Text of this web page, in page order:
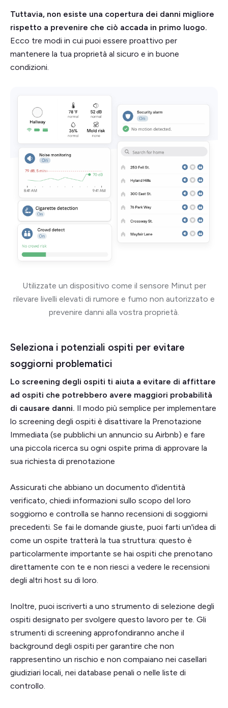
Tuttavia, non esiste una copertura dei danni migliore
rispetto a prevenire che ciò accada in primo luogo.
Ecco tre modi in cui puoi essere proattivo per
mantenere la tua proprietà al sicuro e in buone
condizioni.
Utilizzate un dispositivo come il sensore Minut per
rilevare livelli elevati di rumore e fumo non autorizzato e
prevenire danni alla vostra proprietà.
Seleziona i potenziali ospiti per evitare
soggiorni problematici
Lo screening degli ospiti ti aiuta a evitare di affittare
ad ospiti che potrebbero avere maggiori probabilità
di causare danni. Il modo più semplice per implementare
lo screening degli ospiti è disattivare la Prenotazione
Immediata (se pubblichi un annuncio su Airbnb) e fare
una piccola ricerca su ogni ospite prima di approvare la
sua richiesta di prenotazione
Assicurati che abbiano un documento d'identità
verificato, chiedi informazioni sullo scopo del loro
soggiorno e controlla se hanno recensioni di soggiorni
precedenti. Se fai le domande giuste, puoi farti un'idea di
come un ospite tratterà la tua struttura: questo è
particolarmente importante se hai ospiti che prenotano
direttamente con te e non riesci a vedere le recensioni
degli altri host su di loro.
Inoltre, puoi iscriverti a uno strumento di selezione degli
ospiti designato per svolgere questo lavoro per te. Gli
strumenti di screening approfondiranno anche il
background degli ospiti per garantire che non
rappresentino un rischio e non compaiano nei casellari
giudiziari locali, nei database penali o nelle liste di
controllo.